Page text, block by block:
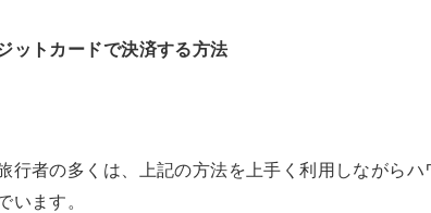
ットカードで決済する方法
行者の多くは、上記の方法を上手く利用しながら
います。